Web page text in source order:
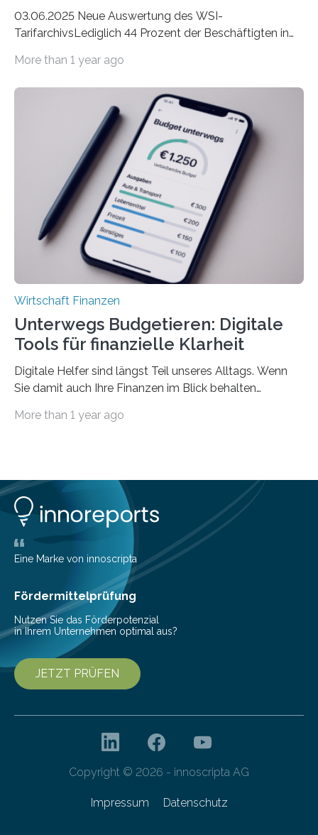
03.06.2025 Neue Auswertung des WSI-
TarifarchivsLediglich 44 Prozent der Beschäftigten in
tarifgebundenen Betrieben ist der Anteil mit 72 Prozent
Unterkünfte fast überall deutlich teurer geworden. Für
viele Beschäftigte ist deshalb das zumeist im Juni oder
Juli ausgezahlte Urlaubsgeld ein wichtiger Faktor, um
sich den wohlverdienten Jahresurlaub leisten zu
können. Allerdings erhält mit 44 Prozent noch nicht
einmal die Hälfte aller Beschäftigten in der
Privatwirtschaft Urlaubsgeld. Zu diesem…
More than 1 year ago
Wirtschaft Finanzen
Unterwegs Budgetieren: Digitale
Tools für finanzielle Klarheit
Digitale Helfer sind längst Teil unseres Alltags. Wenn
Sie damit auch Ihre Finanzen im Blick behalten
die genau das ermöglichen: Sie helfen Ihnen, Ausgaben
Lösungen interessieren. 1. Multibanking-Tools: Alle
Konten auf einen Blick Viele Banken bieten bereits in
ihrem Online-Banking eine Multibanking-Funktion an,
mit der sich Konten bei anderen Banken…
More than 1 year ago
Eine Marke von innoscripta
Fördermittelprüfung
Nutzen Sie das Förderpotenzial
in Ihrem Unternehmen optimal aus?
JETZT PRÜFEN
Copyright © 2026 - innoscripta AG
Impressum Datenschutz